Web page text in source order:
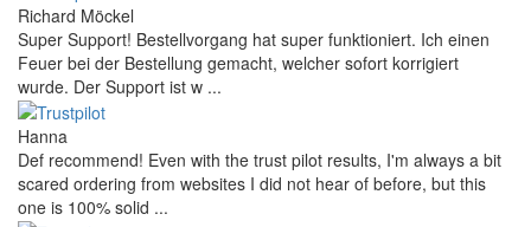
Richard Möckel
Super Support! Bestellvorgang hat super funktioniert. Ich einen
Feuer bei der Bestellung gemacht, welcher sofort korrigiert
wurde. Der Support ist w ...
Hanna
Def recommend! Even with the trust pilot results, I'm always a bit
scared ordering from websites I did not hear of before, but this
one is 100% solid ...